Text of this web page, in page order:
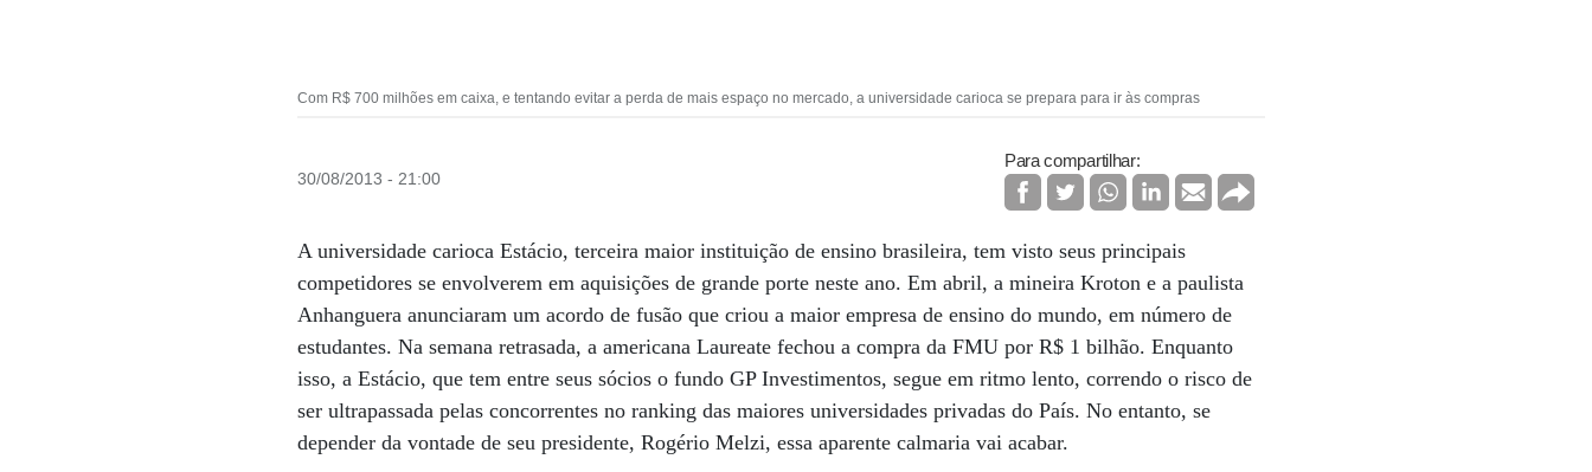
Com R$ 700 milhões em caixa, e tentando evitar a perda de mais espaço no mercado, a universidade carioca se prepara para ir às compras
30/08/2013 - 21:00
Para compartilhar:
A universidade carioca Estácio, terceira maior instituição de ensino brasileira, tem visto seus principais
competidores se envolverem em aquisições de grande porte neste ano. Em abril, a mineira Kroton e a paulista
Anhanguera anunciaram um acordo de fusão que criou a maior empresa de ensino do mundo, em número de
estudantes. Na semana retrasada, a americana Laureate fechou a compra da FMU por R$ 1 bilhão. Enquanto
isso, a Estácio, que tem entre seus sócios o fundo GP Investimentos, segue em ritmo lento, correndo o risco de
ser ultrapassada pelas concorrentes no ranking das maiores universidades privadas do País. No entanto, se
depender da vontade de seu presidente, Rogério Melzi, essa aparente calmaria vai acabar.